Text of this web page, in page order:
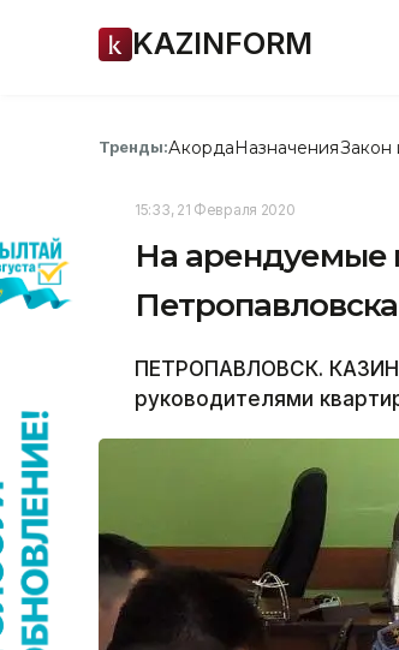
KAZINFORM
Тренды:АкордаНазначенияЗакон
15:33, 21 Февраля 2020
На арендуемые
Петропавловска
ПЕТРОПАВЛОВСК.
руководителями